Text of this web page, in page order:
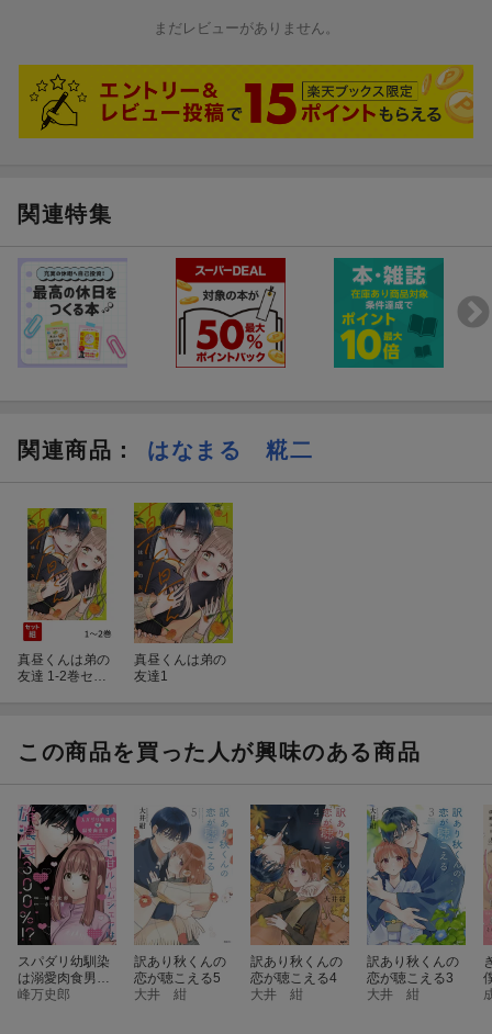
まだレビューがありません。
関連特集
関連商品 ： はなまる 糀二
真昼くんは弟の
友達 1-2巻セッ
真昼くんは弟の
友達1
この商品を買った人が興味のある商品
スパダリ幼馴染
は溺愛肉食男子
（1）
峰万史郎
訳あり秋くんの
恋が聴こえる5
大井 紺
訳あり秋くんの
恋が聴こえる4
大井 紺
訳あり秋くんの
恋が聴こえる3
大井 紺